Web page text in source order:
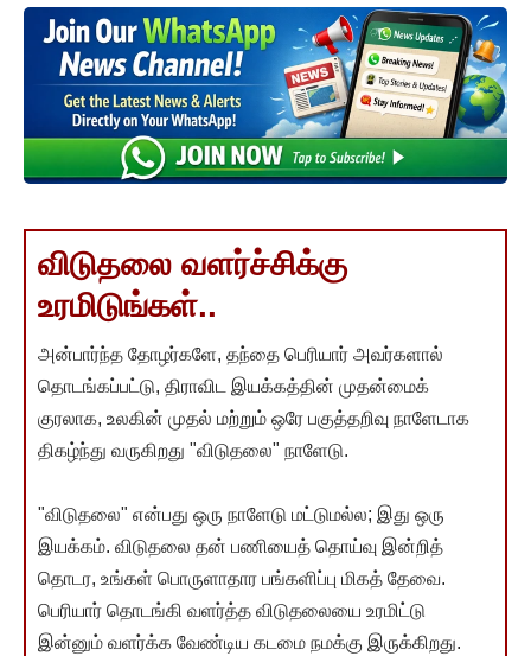
விடுதலை வளர்ச்சிக்கு
உரமிடுங்கள்..
அன்பார்ந்த தோழர்களே, தந்தை பெரியார் அவர்களால்
தொடங்கப்பட்டு, திராவிட இயக்கத்தின் முதன்மைக்
குரலாக, உலகின் முதல் மற்றும் ஒரே பகுத்தறிவு நாளேடாக
திகழ்ந்து வருகிறது "விடுதலை" நாளேடு.
"விடுதலை" என்பது ஒரு நாளேடு மட்டுமல்ல; இது ஒரு
இயக்கம். விடுதலை தன் பணியைத் தொய்வு இன்றித்
தொடர, உங்கள் பொருளாதார பங்களிப்பு மிகத் தேவை.
பெரியார் தொடங்கி வளர்த்த விடுதலையை உரமிட்டு
இன்னும் வளர்க்க வேண்டிய கடமை நமக்கு இருக்கிறது.